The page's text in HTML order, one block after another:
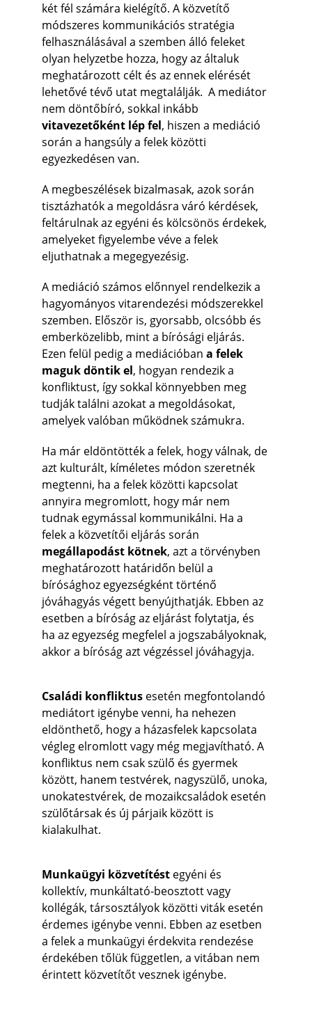
két fél számára kielégítő. A közvetítő
módszeres kommunikációs stratégia
felhasználásával a szemben álló feleket
olyan helyzetbe hozza, hogy az általuk
meghatározott célt és az ennek elérését
lehetővé tévő utat megtalálják.  A mediátor
nem döntőbíró, sokkal inkább
vitavezetőként lép fel, hiszen a mediáció
során a hangsúly a felek közötti
egyezkedésen van.
A megbeszélések bizalmasak, azok során
tisztázhatók a megoldásra váró kérdések,
feltárulnak az egyéni és kölcsönös érdekek,
amelyeket figyelembe véve a felek
eljuthatnak a megegyezésig.
A mediáció számos előnnyel rendelkezik a
hagyományos vitarendezési módszerekkel
szemben. Először is, gyorsabb, olcsóbb és
emberközelibb, mint a bírósági eljárás.
Ezen felül pedig a mediációban a felek
maguk döntik el, hogyan rendezik a
konfliktust, így sokkal könnyebben meg
tudják találni azokat a megoldásokat,
amelyek valóban működnek számukra.
Ha már eldöntötték a felek, hogy válnak, de
azt kulturált, kíméletes módon szeretnék
megtenni, ha a felek közötti kapcsolat
annyira megromlott, hogy már nem
tudnak egymással kommunikálni. Ha a
felek a közvetítői eljárás során
megállapodást kötnek, azt a törvényben
meghatározott határidőn belül a
bírósághoz egyezségként történő
jóváhagyás végett benyújthatják. Ebben az
esetben a bíróság az eljárást folytatja, és
ha az egyezség megfelel a jogszabályoknak,
akkor a bíróság azt végzéssel jóváhagyja.
Családi konfliktus esetén megfontolandó
mediátort igénybe venni, ha nehezen
eldönthető, hogy a házasfelek kapcsolata
végleg elromlott vagy még megjavítható. A
konfliktus nem csak szülő és gyermek
között, hanem testvérek, nagyszülő, unoka,
unokatestvérek, de mozaikcsaládok esetén
szülőtársak és új párjaik között is
kialakulhat.
Munkaügyi közvetítést egyéni és
kollektív, munkáltató-beosztott vagy
kollégák, társosztályok közötti viták esetén
érdemes igénybe venni. Ebben az esetben
a felek a munkaügyi érdekvita rendezése
érdekében tőlük független, a vitában nem
érintett közvetítőt vesznek igénybe.